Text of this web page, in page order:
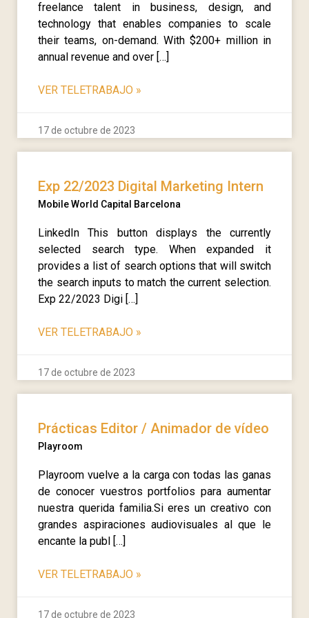
freelance talent in business, design, and
technology that enables companies to scale
their teams, on-demand. With $200+ million in
annual revenue and over […]
VER TELETRABAJO »
17 de octubre de 2023
Exp 22/2023 Digital Marketing Intern
Mobile World Capital Barcelona
LinkedIn This button displays the currently
selected search type. When expanded it
provides a list of search options that will switch
the search inputs to match the current selection.
Exp 22/2023 Digi […]
VER TELETRABAJO »
17 de octubre de 2023
Prácticas Editor / Animador de vídeo
Playroom
Playroom vuelve a la carga con todas las ganas
de conocer vuestros portfolios para aumentar
nuestra querida familia.Si eres un creativo con
grandes aspiraciones audiovisuales al que le
encante la publ […]
VER TELETRABAJO »
17 de octubre de 2023